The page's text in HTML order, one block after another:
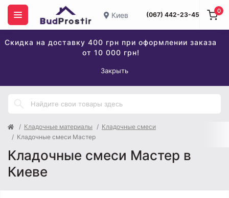
Киев (067) 442-23-45
Скидка на доставку 400 грн при оформлении заказа
от 10 000 грн!
Закрыть
0
Кладочные материалы
Кладочные смеси
Кладочные смеси Мастер
Кладочные смеси Мастер в
Киеве